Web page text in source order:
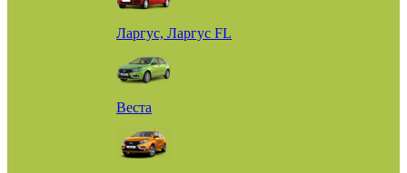
Ларгус, Ларгус FL
Веста